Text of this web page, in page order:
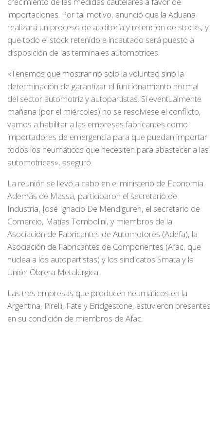
importaciones. Por tal motivo, anunció que la Aduana
realizará un proceso de auditoría y retención de stocks, y
que todo el stock retenido e incautado será puesto a
disposición de las terminales automotrices.
«Tenemos que mostrar no solo la voluntad sino la
determinación de garantizar el funcionamiento normal
del sector automotriz y autopartistas. Si eventualmente
mañana (por el miércoles) no se resolviese el conflicto,
vamos a habilitar a las empresas fabricantes como
importadores de emergencia para que puedan importar
todos los neumáticos que necesiten para abastecer a las
automotrices», aseguró.
La reunión se llevó a cabo en el ministerio de Economía.
Además de Massa, participaron el secretario de
Industria, José Ignacio De Mendiguren, el secretario de
Comercio, Matías Tombolini, y miembros de la
Asociación de Fabricantes de Automotores (Adefa), la
Asociación de Fabricantes de Componentes (Afac, que
nuclea a los autopartistas) y los sindicatos Smata y la
Unión Obrera Metalúrgica.
Las tres empresas que producen neumáticos en la
Argentina, Pirelli, Fate y Bridgestone, estuvieron presentes
en su condición de miembros de Afac.